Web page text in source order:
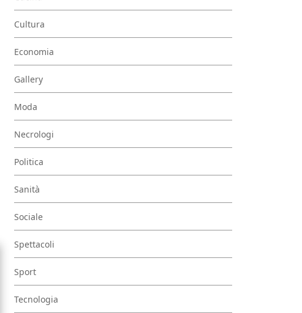
Cultura
Economia
Gallery
Moda
Necrologi
Politica
Sanità
Sociale
Spettacoli
Sport
Tecnologia